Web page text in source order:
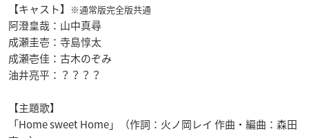
【キャスト】 ※通常版完全版共通
阿澄皇哉：山中真尋
成瀬圭壱：寺島惇太
成瀬壱佳：古木のぞみ
油井亮平：？？？？
【主題歌】
「Home sweet Home」（作詞：火ノ岡レイ 作曲・編曲：森田